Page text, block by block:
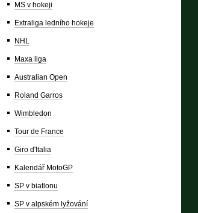
MS v hokeji
Extraliga ledního hokeje
NHL
Maxa liga
Australian Open
Roland Garros
Wimbledon
Tour de France
Giro d'Italia
Kalendář MotoGP
SP v biatlonu
SP v alpském lyžování